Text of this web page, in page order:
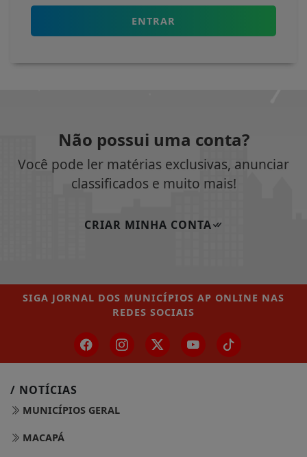
ENTRAR
Não possui uma conta?
Você pode ler matérias exclusivas, anunciar
classificados e muito mais!
CRIAR MINHA CONTA
SIGA JORNAL DOS MUNICÍPIOS AP ONLINE NAS
REDES SOCIAIS
/ NOTÍCIAS
MUNICÍPIOS GERAL
MACAPÁ